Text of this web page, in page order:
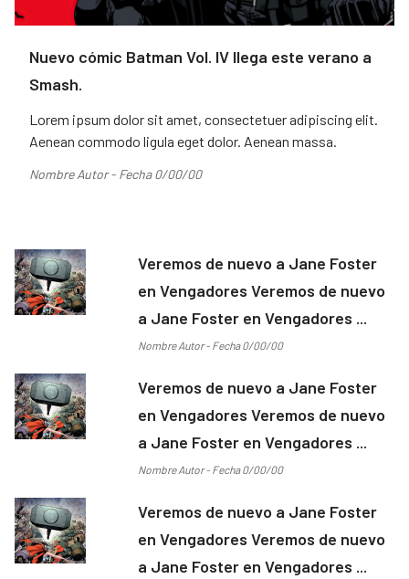
Nuevo cómic Batman Vol. IV llega este verano a
Smash.
Lorem ipsum dolor sit amet, consectetuer adipiscing elit.
Aenean commodo ligula eget dolor. Aenean massa.
Nombre Autor - Fecha 0/00/00
Veremos de nuevo a Jane Foster
en Vengadores Veremos de nuevo
a Jane Foster en Vengadores ...
Nombre Autor - Fecha 0/00/00
Veremos de nuevo a Jane Foster
en Vengadores Veremos de nuevo
a Jane Foster en Vengadores ...
Nombre Autor - Fecha 0/00/00
Veremos de nuevo a Jane Foster
en Vengadores Veremos de nuevo
a Jane Foster en Vengadores ...